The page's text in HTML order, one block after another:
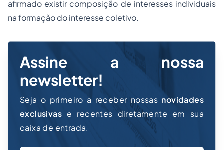
afirmado existir composição de interesses individuais
na formação do interesse coletivo.
Assine a nossa
newsletter!
Seja o primeiro a receber nossas novidades
exclusivas e recentes diretamente em sua
caixa de entrada.